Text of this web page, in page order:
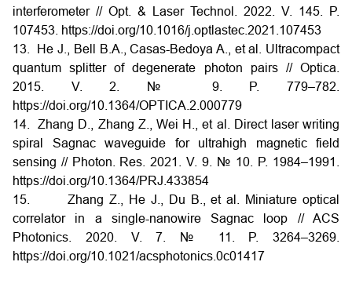
interferometer // Opt. & Laser Technol. 2022. V. 145. P.
107453. https://doi.org/10.1016/j.optlastec.2021.107453
13. He J., Bell B.A., Casas-Bedoya A., et al. Ultracompact
quantum splitter of degenerate photon pairs // Optica.
2015. V. 2. № 9. P. 779–782.
https://doi.org/10.1364/OPTICA.2.000779
14. Zhang D., Zhang Z., Wei H., et al. Direct laser writing
spiral Sagnac waveguide for ultrahigh magnetic field
sensing // Photon. Res. 2021. V. 9. № 10. P. 1984–1991.
https://doi.org/10.1364/PRJ.433854
15. Zhang Z., He J., Du B., et al. Miniature optical
correlator in a single-nanowire Sagnac loop // ACS
Photonics. 2020. V. 7. № 11. P. 3264–3269.
https://doi.org/10.1021/acsphotonics.0c01417